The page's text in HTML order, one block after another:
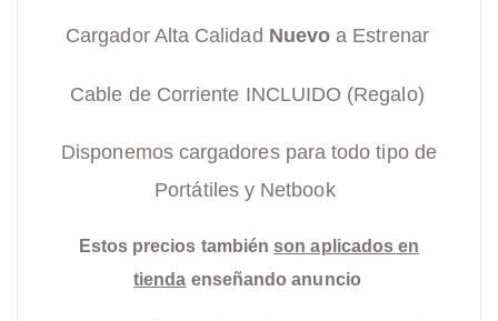
Cargador Alta Calidad Nuevo a Estrenar
Cable de Corriente INCLUIDO (Regalo)
Disponemos cargadores para todo tipo de
Portátiles y Netbook
Estos precios también son aplicados en
tienda enseñando anuncio